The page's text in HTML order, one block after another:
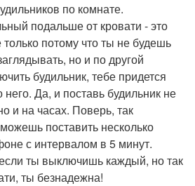
по комнате.
подальше от кровати - это
потому что ты не будешь
но и по другой
будильник, тебе придется
него. Да, и поставь будильник не
и на часах. Поверь, так
поставить несколько
с интервалом в 5 минут.
ты выключишь каждый, но так
ты безнадежна!